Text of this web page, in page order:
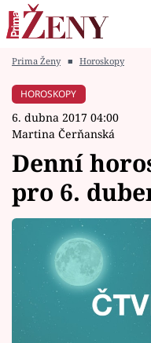
Módní alarm
Témata
Celebrity
Vztahy
Seriály
Prima Ženy ■ Horoskopy
HOROSKOPY
6. dubna 2017 04:00
Martina Čerňanská
Denní
pro 6.